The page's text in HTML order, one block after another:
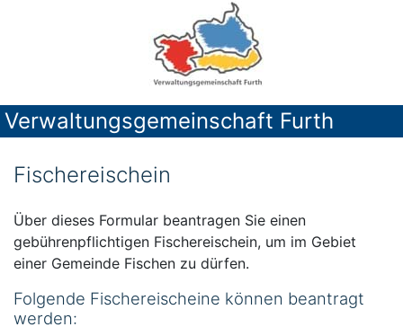
Verwaltungsgemeinschaft Furth
Fischereischein
Über dieses Formular beantragen Sie einen
gebührenpflichtigen Fischereischein, um im Gebiet
einer Gemeinde Fischen zu dürfen.
Folgende Fischereischeine können beantragt
werden: